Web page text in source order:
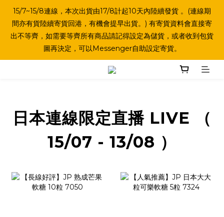
15/7~15/8連線，本次出貨由17/8計起10天內陸續發貨 。(連線期
間亦有貨陸續寄貨回港，有機會提早出貨。) 有寄貨資料會直接寄
出不等齊，如需要等齊所有商品請記得設定為儲貨，或者收到包貨
圖再決定，可以Messenger自助設定寄貨。
日本連線限定直播 LIVE （
15/07 - 13/08 ）